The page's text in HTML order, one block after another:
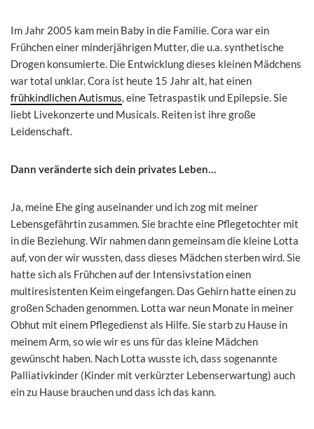
Im Jahr 2005 kam mein Baby in die Familie. Cora war ein
Frühchen einer minderjährigen Mutter, die u.a. synthetische
Drogen konsumierte. Die Entwicklung dieses kleinen Mädchens
war total unklar. Cora ist heute 15 Jahr alt, hat einen
frühkindlichen Autismus, eine Tetraspastik und Epilepsie. Sie
liebt Livekonzerte und Musicals. Reiten ist ihre große
Leidenschaft.
Dann veränderte sich dein privates Leben…
Ja, meine Ehe ging auseinander und ich zog mit meiner
Lebensgefährtin zusammen. Sie brachte eine Pflegetochter mit
in die Beziehung. Wir nahmen dann gemeinsam die kleine Lotta
auf, von der wir wussten, dass dieses Mädchen sterben wird. Sie
hatte sich als Frühchen auf der Intensivstation einen
multiresistenten Keim eingefangen. Das Gehirn hatte einen zu
großen Schaden genommen. Lotta war neun Monate in meiner
Obhut mit einem Pflegedienst als Hilfe. Sie starb zu Hause in
meinem Arm, so wie wir es uns für das kleine Mädchen
gewünscht haben. Nach Lotta wusste ich, dass sogenannte
Palliativkinder (Kinder mit verkürzter Lebenserwartung) auch
ein zu Hause brauchen und dass ich das kann.